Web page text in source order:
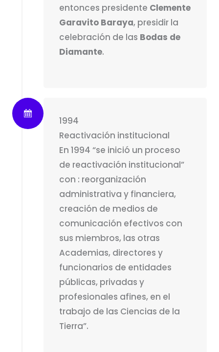
entonces presidente Clemente
Garavito Baraya, presidir la
celebración de las Bodas de
Diamante.
1994
Reactivación institucional
En 1994 “se inició un proceso
de reactivación institucional”
con : reorganización
administrativa y financiera,
creación de medios de
comunicación efectivos con
sus miembros, las otras
Academias, directores y
funcionarios de entidades
públicas, privadas y
profesionales afines, en el
trabajo de las Ciencias de la
Tierra”.